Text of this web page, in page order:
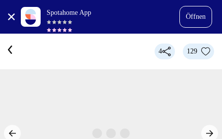
Spotahome App
Öffnen
4 129